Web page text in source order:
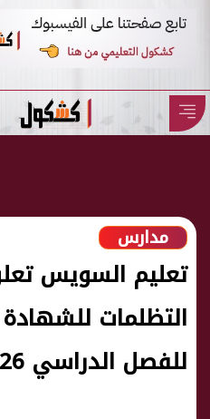
مدارس
تعليم السويس
التظلمات للشهادة
للفصل الدراسي 2026